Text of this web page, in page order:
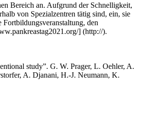
Bereich an. Aufgrund der Schnelligkeit,
von Spezialzentren tätig sind, ein, sie
den
] (http://).
study”. G. W. Prager, L. Oehler, A.
A. Djanani, H.-J. Neumann, K.